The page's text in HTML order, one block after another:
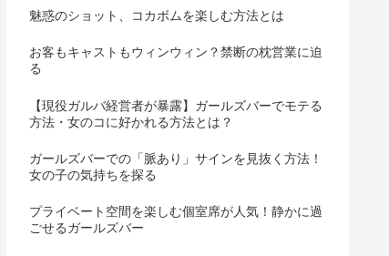
魅惑のショット、コカボムを楽しむ方法とは
お客もキャストもウィンウィン？禁断の枕営業に迫
る
【現役ガルバ経営者が暴露】ガールズバーでモテる
方法・女のコに好かれる方法とは？
ガールズバーでの「脈あり」サインを見抜く方法！
女の子の気持ちを探る
プライベート空間を楽しむ個室席が人気！静かに過
ごせるガールズバー